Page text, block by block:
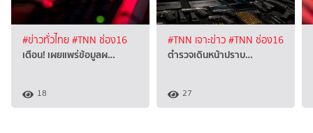
#ข่าวทั่วไทย#TNN ช่อง16
เตือน! เผยแพร่ข้อมูลผ…
18
#TNN เจาะข่าว#TNN ช่อง16
ตำรวจเดินหน้าปราบ…
27